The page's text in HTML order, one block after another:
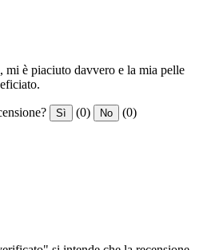
è piaciuto davvero e la mia pelle
Sì (0) No (0)